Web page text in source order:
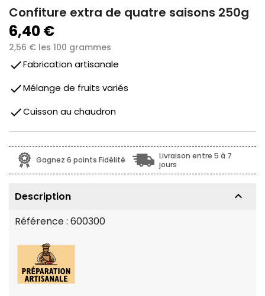
Confiture extra de quatre saisons 250g
6,40 €
2,56 € les 100 grammes
doneFabrication artisanale
doneMélange de fruits variés
doneCuisson au chaudron
Gagnez 6 points Fidélité
Livraison entre 5 à 7
jours
Description keyboard_arrow_up
Référence : 600300